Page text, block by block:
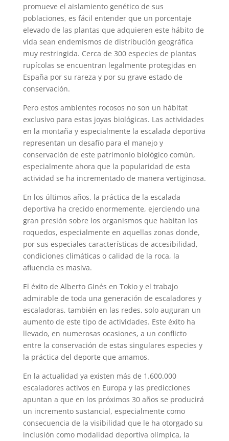
promueve el aislamiento genético de sus
poblaciones, es fácil entender que un porcentaje
elevado de las plantas que adquieren este hábito de
vida sean endemismos de distribución geográfica
muy restringida. Cerca de 300 especies de plantas
rupícolas se encuentran legalmente protegidas en
España por su rareza y por su grave estado de
conservación.
Pero estos ambientes rocosos no son un hábitat
exclusivo para estas joyas biológicas. Las actividades
en la montaña y especialmente la escalada deportiva
representan un desafío para el manejo y
conservación de este patrimonio biológico común,
especialmente ahora que la popularidad de esta
actividad se ha incrementado de manera vertiginosa.
En los últimos años, la práctica de la escalada
deportiva ha crecido enormemente, ejerciendo una
gran presión sobre los organismos que habitan los
roquedos, especialmente en aquellas zonas donde,
por sus especiales características de accesibilidad,
condiciones climáticas o calidad de la roca, la
afluencia es masiva.
El éxito de Alberto Ginés en Tokio y el trabajo
admirable de toda una generación de escaladores y
escaladoras, también en las redes, solo auguran un
aumento de este tipo de actividades. Este éxito ha
llevado, en numerosas ocasiones, a un conflicto
entre la conservación de estas singulares especies y
la práctica del deporte que amamos.
En la actualidad ya existen más de 1.600.000
escaladores activos en Europa y las predicciones
apuntan a que en los próximos 30 años se producirá
un incremento sustancial, especialmente como
consecuencia de la visibilidad que le ha otorgado su
inclusión como modalidad deportiva olímpica, la